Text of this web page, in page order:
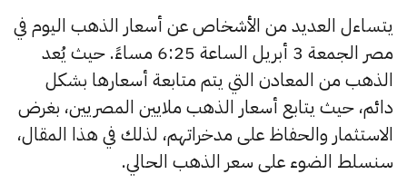
يتساءل العديد من الأشخاص عن أسعار الذهب اليوم في
مصر الجمعة 3 أبريل الساعة 6:25 مساءً. حيث يُعد
الذهب من المعادن التي يتم متابعة أسعارها بشكل
دائم، حيث يتابع أسعار الذهب ملايين المصريين، بغرض
الاستثمار والحفاظ على مدخراتهم، لذلك في هذا المقال،
سنسلط الضوء على سعر الذهب الحالي.